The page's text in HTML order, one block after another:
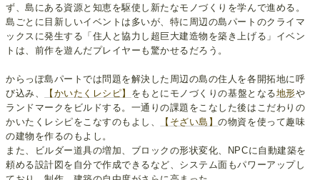
ず、島にある資源と知恵を駆使し新たなモノづくりを学んで進める。
島ごとに目新しいイベントは多いが、特に周辺の島パートのクライマ
ックスに発生する「住人と協力し超巨大建造物を築き上げる」イベン
トは、前作を遊んだプレイヤーも驚かせるだろう。
からっぽ島パートでは問題を解決した周辺の島の住人を各開拓地に呼
び込み、
【かいたくレシピ】 をもとにモノづくりの基盤となる地形や
ランドマークをビルドする。一通りの課題をこなした後はこだわりの
かいたくレシピをこなすのもよし、
【そざい島】の物資を使って趣味
の建物を作るのもよし。
また、ビルダー道具の増加、ブロックの形状変化、NPCに自動建築を
頼める設計図を自分で作成できるなど、システム面もパワーアップし